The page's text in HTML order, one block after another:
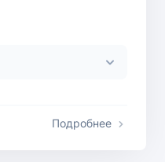
Подробнее